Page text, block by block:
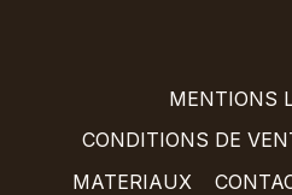
MENTIONS
CONDITIONS DE
MATERIAUX